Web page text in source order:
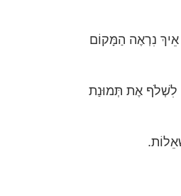
נִרְאֶה הַמָּקוֹם
לִשְׁלֹף אֶת תְּמוּנַת